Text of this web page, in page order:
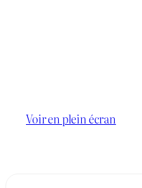
Voir en plein écran